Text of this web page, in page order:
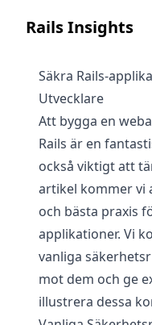
Rails Insights
Säkra Rails-
Utvecklare
Att bygga en
Rails är en
också viktigt att
artikel kommer vi
och bästa praxis
applikationer. Vi
vanliga
mot dem och ge
illustrera dessa